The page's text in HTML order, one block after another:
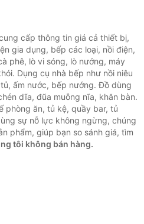
cấp thông tin giá cả thiết bị,
gia dụng, bếp các loại, nồi điện,
phê, lò vi sóng, lò nướng, máy
Dụng cụ nhà bếp như nồi niêu
ấm nước, bếp nướng. Đồ dùng
dĩa, đũa muỗng nĩa, khăn bàn.
phòng ăn, tủ kệ, quầy bar, tủ
sự nỗ lực không ngừng, chúng
phẩm, giúp bạn so sánh giá, tìm
tôi không bán hàng.